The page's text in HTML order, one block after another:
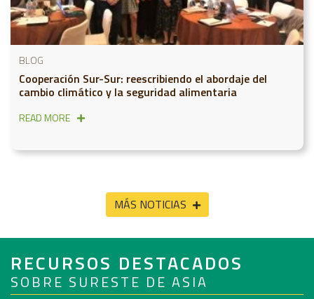
BLOG
Cooperación Sur-Sur: reescribiendo el abordaje del
cambio climático y la seguridad alimentaria
READ MORE
MÁS NOTICIAS
RECURSOS DESTACADOS
SOBRE SURESTE DE ASIA